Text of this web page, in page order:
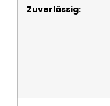
Zuverlässig: